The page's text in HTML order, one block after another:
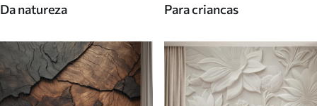
Da natureza Para criancas